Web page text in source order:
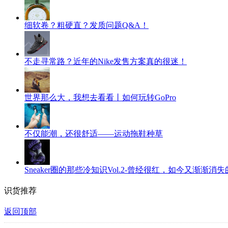
细软卷？粗硬直？发质问题Q&A！
不走寻常路？近年的Nike发售方案真的很迷！
世界那么大，我想去看看丨如何玩转GoPro
不仅能潮，还很舒适——运动拖鞋种草
Sneaker圈的那些冷知识Vol.2-曾经很红，如今又渐渐消
识货推荐
返回顶部